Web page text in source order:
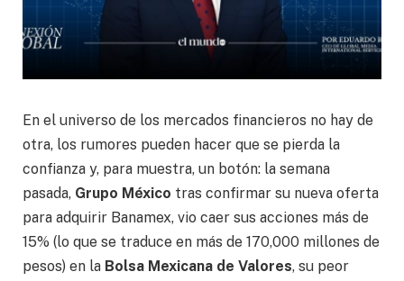
En el universo de los mercados financieros no hay de
otra, los rumores pueden hacer que se pierda la
confianza y, para muestra, un botón: la semana
pasada, Grupo México tras confirmar su nueva oferta
para adquirir Banamex, vio caer sus acciones más de
15% (lo que se traduce en más de 170,000 millones de
pesos) en la Bolsa Mexicana de Valores, su peor